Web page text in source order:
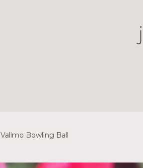
Vallmo Bowling Ball